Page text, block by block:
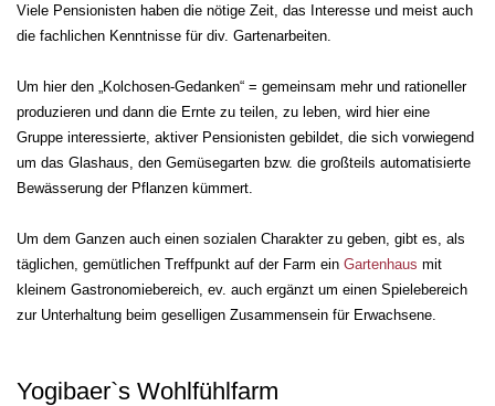
Viele Pensionisten haben die nötige Zeit, das Interesse und meist auch
die fachlichen Kenntnisse für div. Gartenarbeiten.
Um hier den „Kolchosen-Gedanken“ = gemeinsam mehr und rationeller
produzieren und dann die Ernte zu teilen, zu leben, wird hier eine
Gruppe interessierte, aktiver Pensionisten gebildet, die sich vorwiegend
um das Glashaus, den Gemüsegarten bzw. die großteils automatisierte
Bewässerung der Pflanzen kümmert.
Um dem Ganzen auch einen sozialen Charakter zu geben, gibt es, als
täglichen, gemütlichen Treffpunkt auf der Farm ein Gartenhaus mit
kleinem Gastronomiebereich, ev. auch ergänzt um einen Spielebereich
zur Unterhaltung beim geselligen Zusammensein für Erwachsene.
Yogibaer`s Wohlfühlfarm